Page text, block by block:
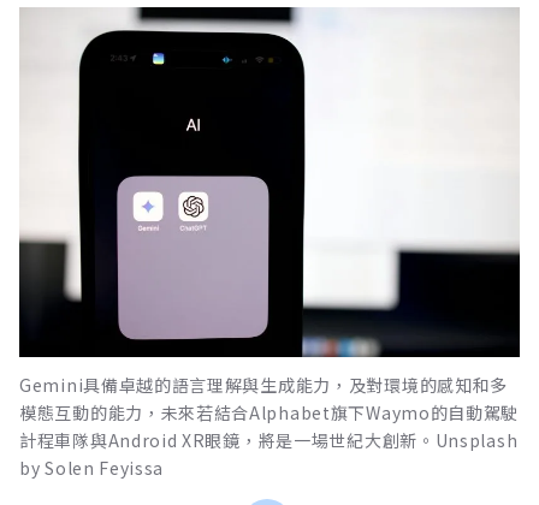
Gemini具備卓越的語言理解與生成能力，及對環境的感知和多
模態互動的能力，未來若結合Alphabet旗下Waymo的自動駕駛
計程車隊與Android XR眼鏡，將是一場世紀大創新。Unsplash
by Solen Feyissa